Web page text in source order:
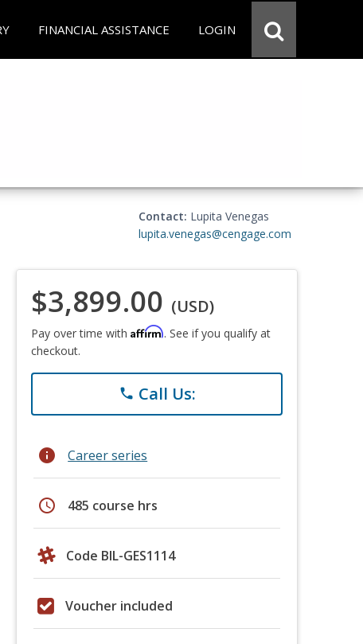
FINANCIAL ASSISTANCE LOGIN
Contact: Lupita Venegas
lupita.venegas@cengage.com
$3,899.00 (USD)
Pay over time with Affirm. See if you qualify at
checkout.
phone Call Us:
info Career series
schedule 485 course hrs
Code BIL-GES1114
Voucher included